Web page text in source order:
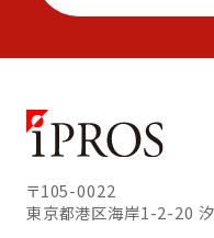
〒105-0022
東京都港区海岸1-2-20